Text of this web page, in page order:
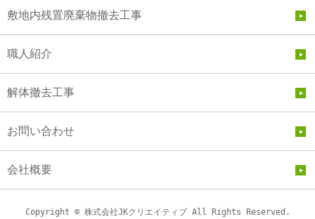
敷地内残置廃棄物撤去工事
職人紹介
解体撤去工事
お問い合わせ
会社概要
Copyright © 株式会社JKクリエイティブ All Rights Reserved.